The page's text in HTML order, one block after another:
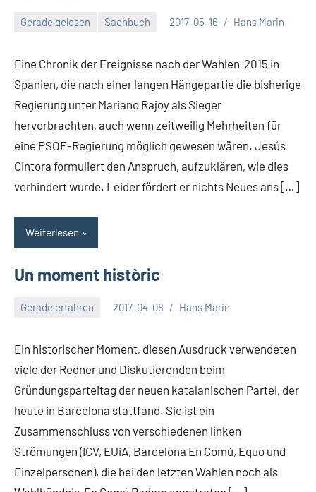
Gerade gelesen Sachbuch 2017-05-16 Hans Marin
Eine Chronik der Ereignisse nach der Wahlen 2015 in
Spanien, die nach einer langen Hängepartie die bisherige
Regierung unter Mariano Rajoy als Sieger
hervorbrachten, auch wenn zeitweilig Mehrheiten für
eine PSOE-Regierung möglich gewesen wären. Jesús
Cintora formuliert den Anspruch, aufzuklären, wie dies
verhindert wurde. Leider fördert er nichts Neues ans […]
Weiterlesen
Un moment històric
Gerade erfahren 2017-04-08 Hans Marin
Ein historischer Moment, diesen Ausdruck verwendeten
viele der Redner und Diskutierenden beim
Gründungsparteitag der neuen katalanischen Partei, der
heute in Barcelona stattfand. Sie ist ein
Zusammenschluss von verschiedenen linken
Strömungen (ICV, EUiA, Barcelona En Comú, Equo und
Einzelpersonen), die bei den letzten Wahlen noch als